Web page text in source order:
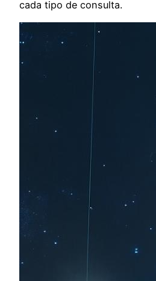
cada tipo de consulta.